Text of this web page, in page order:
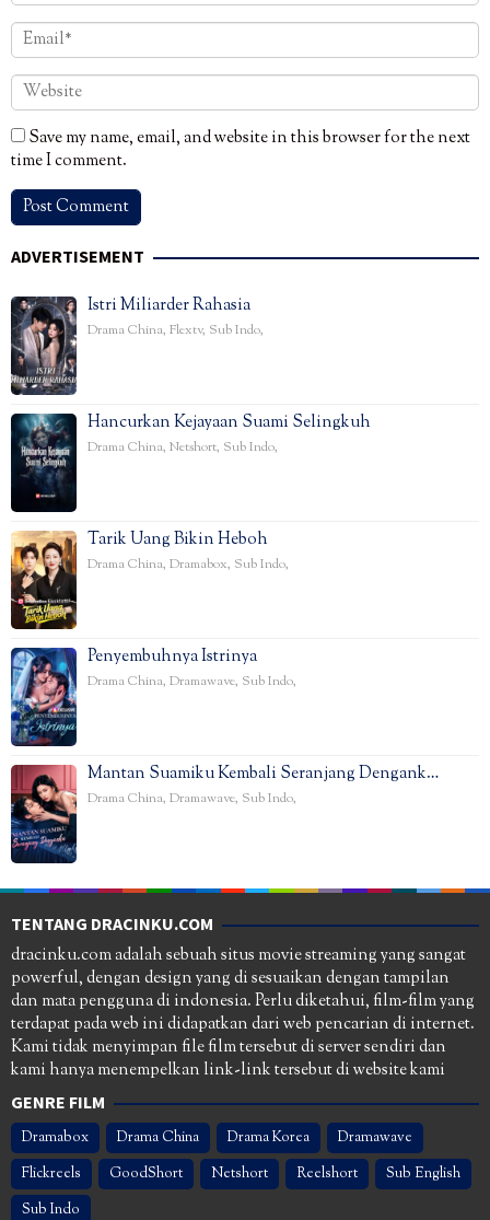
Save my name, email, and website in this browser for the next
time I comment.
ADVERTISEMENT
Istri Miliarder Rahasia
Drama China, Flextv, Sub Indo,
Hancurkan Kejayaan Suami Selingkuh
Drama China, Netshort, Sub Indo,
Tarik Uang Bikin Heboh
Drama China, Dramabox, Sub Indo,
Penyembuhnya Istrinya
Drama China, Dramawave, Sub Indo,
Mantan Suamiku Kembali Seranjang Dengank…
Drama China, Dramawave, Sub Indo,
TENTANG DRACINKU.COM
dracinku.com adalah sebuah situs movie streaming yang sangat
powerful, dengan design yang di sesuaikan dengan tampilan
dan mata pengguna di indonesia. Perlu diketahui, film-film yang
terdapat pada web ini didapatkan dari web pencarian di internet.
Kami tidak menyimpan file film tersebut di server sendiri dan
kami hanya menempelkan link-link tersebut di website kami
GENRE FILM
Dramabox Drama China Drama Korea
Dramawave
Flickreels
GoodShort Netshort Reelshort
Sub English
Sub Indo